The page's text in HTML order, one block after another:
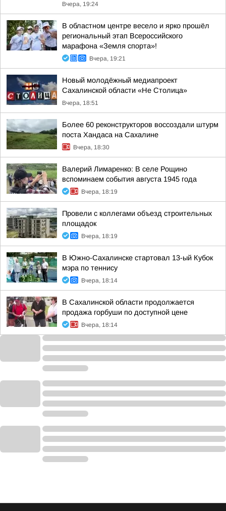
Вчера, 19:24
В областном центре весело и ярко прошёл
региональный этап Всероссийского
марафона «Земля спорта»!
Вчера, 19:21
Новый молодёжный медиапроект
Сахалинской области «Не Столица»
Вчера, 18:51
Более 60 реконструкторов воссоздали штурм
поста Хандаса на Сахалине
Вчера, 18:30
Валерий Лимаренко: В селе Рощино
вспоминаем события августа 1945 года
Вчера, 18:19
Провели с коллегами объезд строительных
площадок
Вчера, 18:19
В Южно-Сахалинске стартовал 13-ый Кубок
мэра по теннису
Вчера, 18:14
В Сахалинской области продолжается
продажа горбуши по доступной цене
Вчера, 18:14